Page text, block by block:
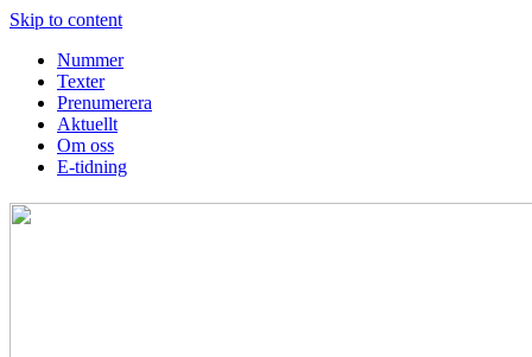
Skip to content
Nummer
Texter
Prenumerera
Aktuellt
Om oss
E-tidning